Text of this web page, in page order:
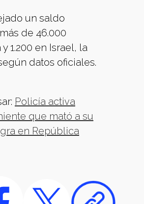
un saldo
de 46.000
1.200 en Israel, la
datos oficiales.
Policía activa
que mató a su
en República